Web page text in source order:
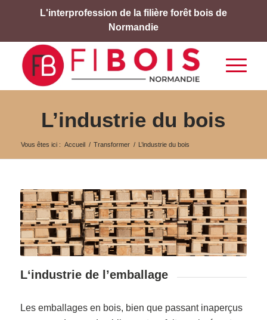
L'interprofession de la filière forêt bois de
Normandie
L’industrie du bois
Vous êtes ici : Accueil / Transformer / L’industrie du bois
L‘industrie de l’emballage
Les emballages en bois, bien que passant inaperçus